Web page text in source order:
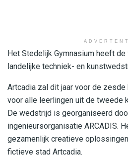
Het Stedelijk Gymnasium heeft
landelijke techniek- en
Artcadia zal dit jaar voor de
voor alle leerlingen uit de tweede
De wedstrijd is georganiseerd
ingenieursorganisatie ARCADIS.
gezamenlijk creatieve
fictieve stad Artcadia.